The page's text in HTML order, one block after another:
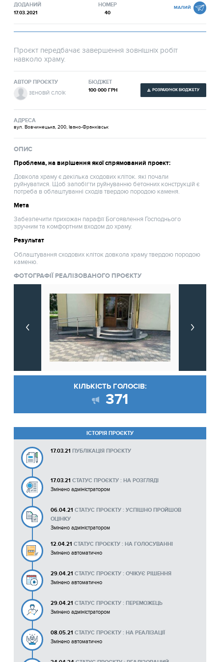
ДОДАНИЙ
17.03.2021
НОМЕР
40
МАЛИЙ
Проєкт передбачає завершення зовнішніх робіт
навколо храму.
АВТОР ПРОЄКТУ
ЗЕНОВІЙ СЛОЇК
БЮДЖЕТ
100 000 ГРН РОЗРАХУНОК БЮДЖЕТУ
АДРЕСА
вул. Вовчинецька, 200, Івано-Франківськ
ОПИС
Проблема, на вирішення якої спрямований проект:
Довкола храму є декілька сходових кліток. які почали
руйнуватися. Щоб запобігти руйнуванню бетонних конструкцій є
потреба в облаштуванні сходів твердою породою каменя.
Мета
Забезпечити прихожан парафії Богоявлення Господнього
зручним та комфортним входом до храму.
Результат
Облаштування сходових кліток довкола храму твердою породою
каменю.
ФОТОГРАФІЇ РЕАЛІЗОВАНОГО ПРОЄКТУ
КІЛЬКІСТЬ ГОЛОСІВ:
371
ІСТОРІЯ ПРОЄКТУ
17.03.21 ПУБЛІКАЦІЯ ПРОЄКТУ
17.03.21 СТАТУС ПРОЄКТУ : НА РОЗГЛЯДІ
Змінено адміністратором
06.04.21 СТАТУС ПРОЄКТУ : УСПІШНО ПРОЙШОВ
ОЦІНКУ
Змінено адміністратором
12.04.21 СТАТУС ПРОЄКТУ : НА ГОЛОСУВАННІ
Змінено автоматично
29.04.21 СТАТУС ПРОЄКТУ : ОЧІКУЄ РІШЕННЯ
Змінено автоматично
29.04.21 СТАТУС ПРОЄКТУ : ПЕРЕМОЖЕЦЬ
Змінено адміністратором
08.05.21 СТАТУС ПРОЄКТУ : НА РЕАЛІЗАЦІЇ
Змінено автоматично